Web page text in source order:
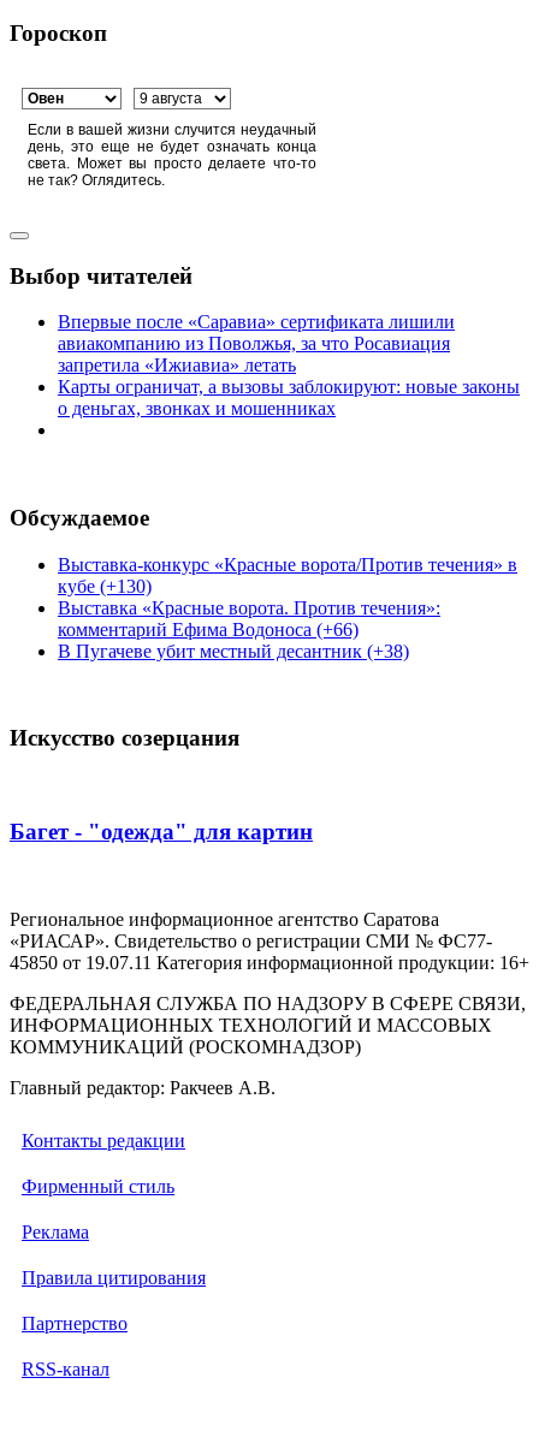
Гороскоп
Если в вашей жизни случится неудачный
день, это еще не будет означать конца
света. Может вы просто делаете что-то
не так? Оглядитесь.
Выбор читателей
Впервые после «Саравиа» сертификата лишили
авиакомпанию из Поволжья, за что Росавиация
запретила «Ижиавиа» летать
Карты ограничат, а вызовы заблокируют: новые законы
о деньгах, звонках и мошенниках
Обсуждаемое
Выставка-конкурс «Красные ворота/Против течения» в
кубе (+130)
Выставка «Красные ворота. Против течения»:
комментарий Ефима Водоноса (+66)
В Пугачеве убит местный десантник (+38)
Искусство созерцания
Багет - "одежда" для картин
Региональное информационное агентство Саратова
«РИАСАР». Свидетельство о регистрации СМИ № ФС77-
45850 от 19.07.11 Категория информационной продукции: 16+
ФЕДЕРАЛЬНАЯ СЛУЖБА ПО НАДЗОРУ В СФЕРЕ СВЯЗИ,
ИНФОРМАЦИОННЫХ ТЕХНОЛОГИЙ И МАССОВЫХ
КОММУНИКАЦИЙ (РОСКОМНАДЗОР)
Главный редактор: Ракчеев А.В.
Контакты редакции
Фирменный стиль
Реклама
Правила цитирования
Партнерство
RSS-канал